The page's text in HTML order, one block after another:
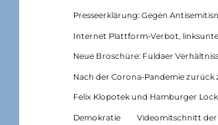
Presseerklärung: Gegen
Internet Plattform-Verbot,
Neue Broschüre: Fuldaer
Nach der Corona-Pandemie
Felix Klopotek und Hamburger
Demokratie Videomitschnitt der